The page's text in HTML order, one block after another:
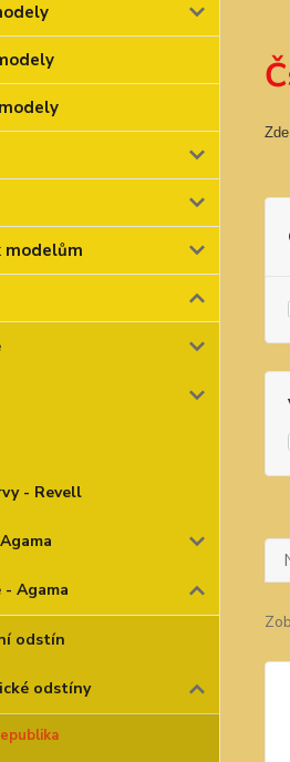
modelům
- Revell
- Agama
odstín
odstíny